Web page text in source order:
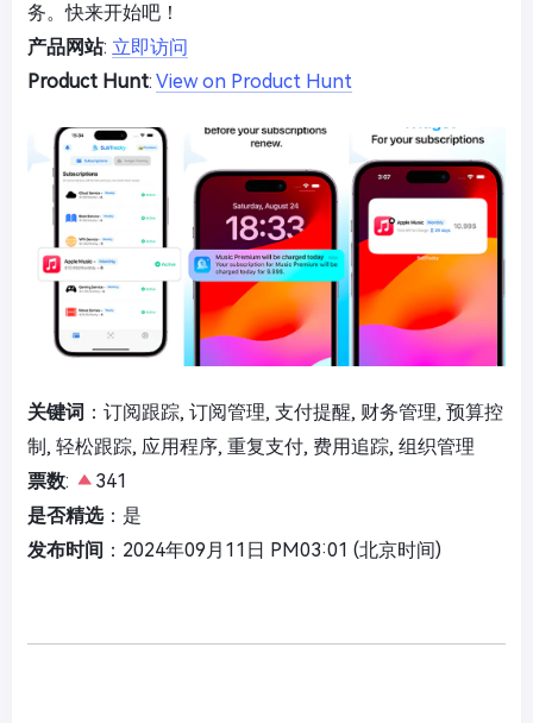
务。快来开始吧！
产品网站: 立即访问
Product Hunt: View on Product Hunt
关键词 ：订阅跟踪, 订阅管理, 支付提醒, 财务管理, 预算控
制, 轻松跟踪, 应用程序, 重复支付, 费用追踪, 组织管理
票数:
341
是否精选：是
发布时间 ：2024年09月11日 PM03:01 (北京时间)